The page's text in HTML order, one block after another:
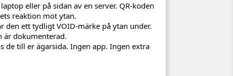
eller på sidan av en server. QR-koden
reaktion mot ytan.
ett tydligt VOID-märke på ytan under.
är dokumenterad.
de till er ägarsida. Ingen app. Ingen extra